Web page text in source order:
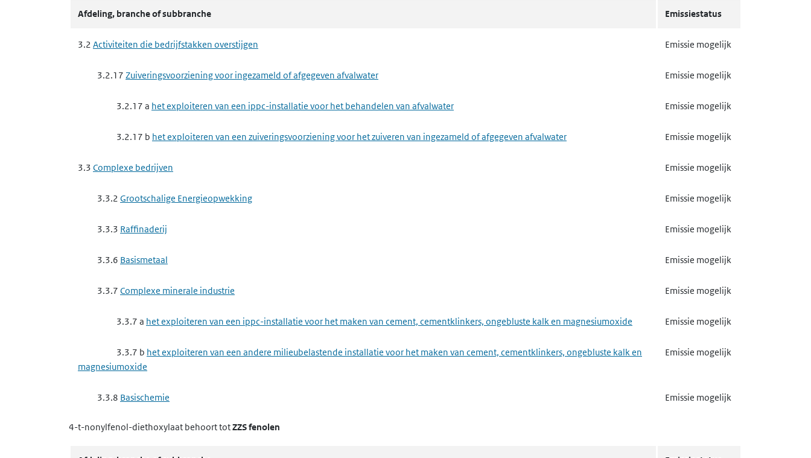
Afdeling, branche of subbranche Emissiestatus
3.2 Activiteiten die bedrijfstakken overstijgen Emissie mogelijk
3.2.17 Zuiveringsvoorziening voor ingezameld of afgegeven afvalwater Emissie mogelijk
3.2.17 a het exploiteren van een ippc-installatie voor het behandelen van afvalwater Emissie mogelijk
3.2.17 b het exploiteren van een zuiveringsvoorziening voor het zuiveren van ingezameld of afgegeven afvalwater Emissie mogelijk
3.3 Complexe bedrijven Emissie mogelijk
3.3.2 Grootschalige Energieopwekking Emissie mogelijk
3.3.3 Raffinaderij Emissie mogelijk
3.3.6 Basismetaal Emissie mogelijk
3.3.7 Complexe minerale industrie Emissie mogelijk
3.3.7 a het exploiteren van een ippc-installatie voor het maken van cement, cementklinkers, ongebluste kalk en magnesiumoxide Emissie mogelijk
3.3.7 b het exploiteren van een andere milieubelastende installatie voor het maken van cement, cementklinkers, ongebluste kalk en
magnesiumoxide
Emissie mogelijk
3.3.8 Basischemie Emissie mogelijk
3.3.8 ahet exploiteren van een ippc-installatie voor het maken van organisch-chemische producten
4-t-nonylfenol-diethoxylaat behoort totZZS fenolen